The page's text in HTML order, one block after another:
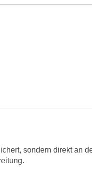
sondern direkt an